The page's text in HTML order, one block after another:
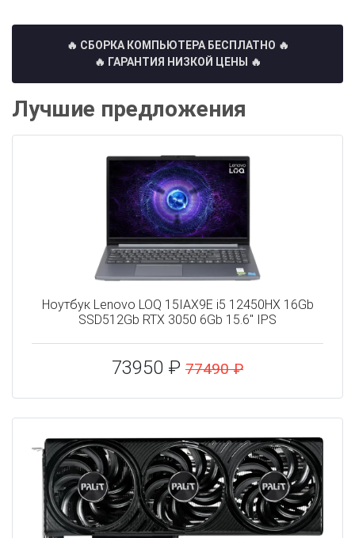
🔥 СБОРКА КОМПЬЮТЕРА БЕСПЛАТНО 🔥
🔥 ГАРАНТИЯ НИЗКОЙ ЦЕНЫ 🔥
Лучшие предложения
Ноутбук Lenovo LOQ 15IAX9E i5 12450HX 16Gb
SSD512Gb RTX 3050 6Gb 15.6" IPS
73950 ₽ 77490 ₽